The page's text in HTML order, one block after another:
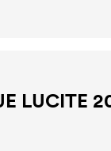
LUCITE